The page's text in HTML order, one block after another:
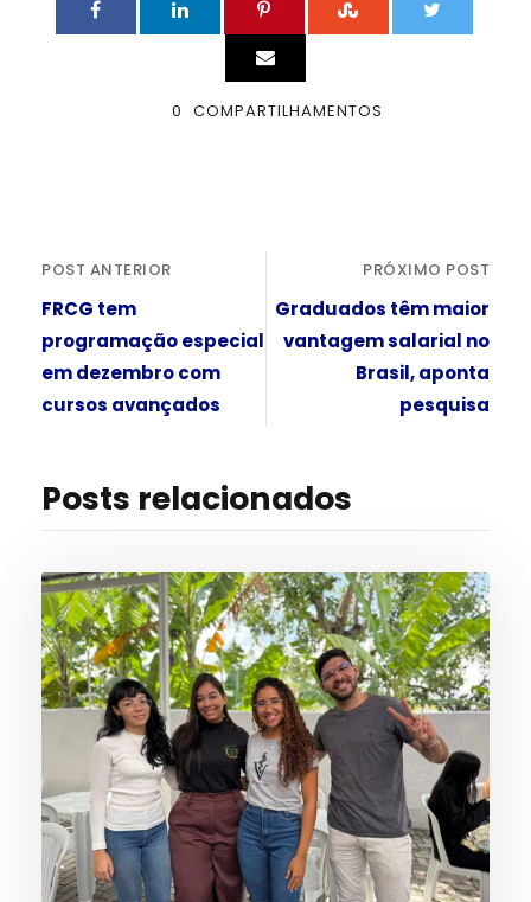
0 COMPARTILHAMENTOS
POST ANTERIOR
FRCG tem
programação especial
em dezembro com
cursos avançados
PRÓXIMO POST
Graduados têm maior
vantagem salarial no
Brasil, aponta
pesquisa
Posts relacionados